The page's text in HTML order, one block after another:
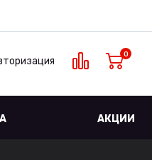
0
АКЦИИ